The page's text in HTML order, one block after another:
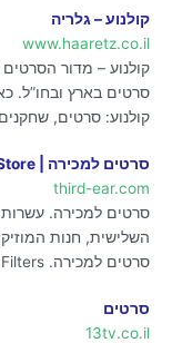
קולנוע – גלריה
www.haaretz.co.il
קולנוע – מדור
סרטים בארץ ובחו”ל.
קולנוע: סרטים,
סרטים למכירה | 3rd Ear Online Store
third-ear.com
השלישית, חנות
סרטים למכירה. Filters. מציג 1–40 מתוך 987 תוצאות.
סרטים
13tv.co.il